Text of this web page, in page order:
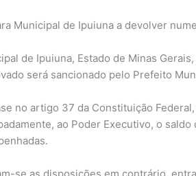
Municipal de Ipuiuna a devolver
de Ipuiuna, Estado de Minas
será sancionado pelo Prefeito
no artigo 37 da Constituição
ao Poder Executivo, o